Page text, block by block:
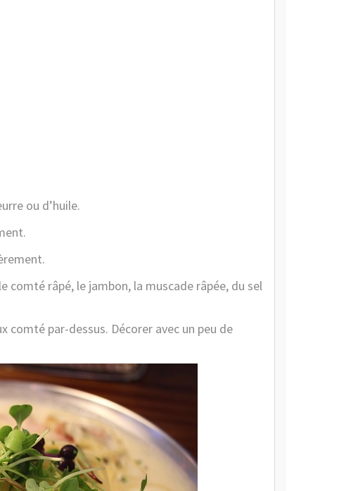
ou d’huile.
comté râpé, le jambon, la muscade râpée, du sel
comté par-dessus. Décorer avec un peu de